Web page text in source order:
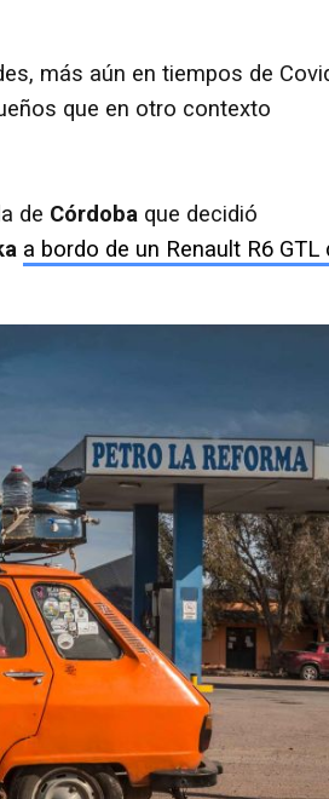
más aún en tiempos de
que en otro contexto
de Córdoba que decidió
a bordo de un Renault R6 GTL